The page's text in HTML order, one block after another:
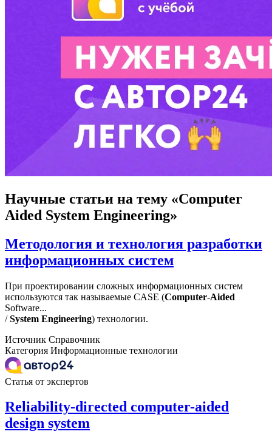
Научные статьи на тему «Computer
Aided System Engineering»
Методология и технология разработки
информационных систем
При проектировании сложных информационных систем
используются так называемые CASE (Computer-Aided
Software...
/System Engineering) технологии.
Источник Справочник
Категория Информационные технологии
Статья от экспертов
Reliability-directed computer-aided
design system